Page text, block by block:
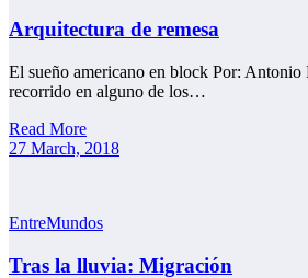
Arquitectura de remesa
El sueño americano en block Por: Antonio
recorrido en alguno de los…
Read More
27 March, 2018
EntreMundos
Tras la lluvia: Migración